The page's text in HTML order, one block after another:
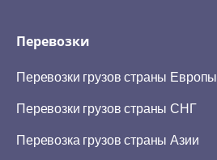
Перевозки
Перевозки грузов страны Европы
Перевозки грузов страны СНГ
Перевозка грузов страны Азии